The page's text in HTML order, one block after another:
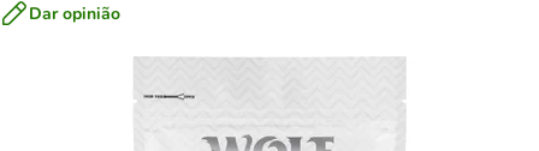
Dar opinião